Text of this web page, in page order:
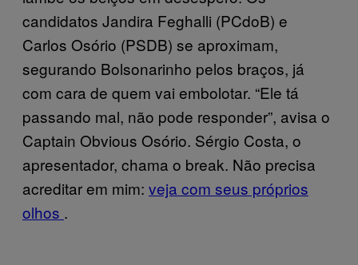
candidatos Jandira Feghalli (PCdoB) e
Carlos Osório (PSDB) se aproximam,
segurando Bolsonarinho pelos braços, já
com cara de quem vai embolotar. “Ele tá
passando mal, não pode responder”, avisa o
Captain Obvious Osório. Sérgio Costa, o
apresentador, chama o break. Não precisa
acreditar em mim: veja com seus próprios
olhos .